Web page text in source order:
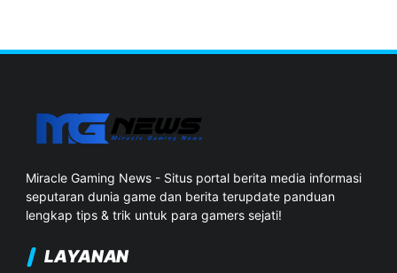
Miracle Gaming News - Situs portal berita media informasi
seputaran dunia game dan berita terupdate panduan
lengkap tips & trik untuk para gamers sejati!
LAYANAN